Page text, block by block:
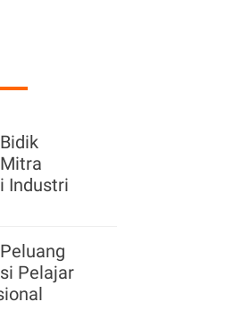
Industri
Pelajar